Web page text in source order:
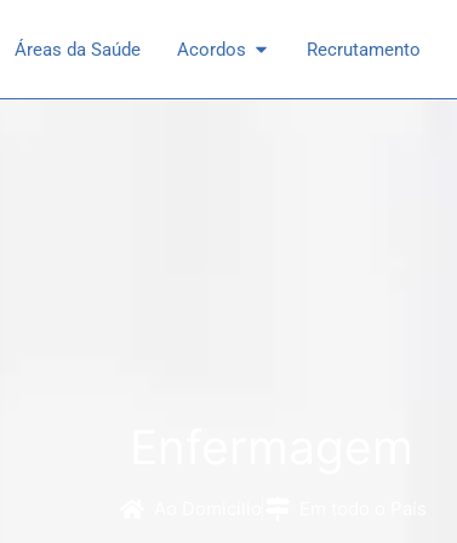
Especialidades
Áreas da Saúde Acordos Open Acordos
Recrutamento